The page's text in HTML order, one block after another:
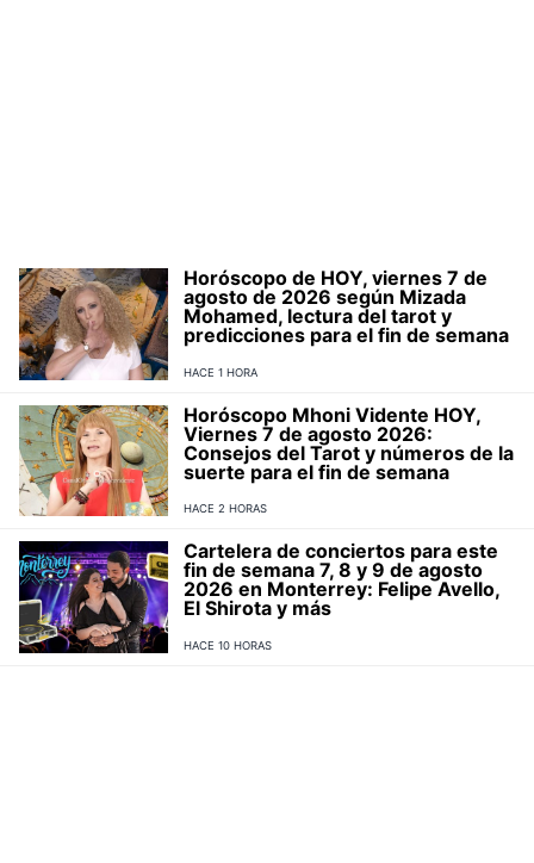
Horóscopo de HOY, viernes 7 de
agosto de 2026 según Mizada
Mohamed, lectura del tarot y
predicciones para el fin de semana
HACE 1 HORA
Horóscopo Mhoni Vidente HOY,
Viernes 7 de agosto 2026:
Consejos del Tarot y números de la
suerte para el fin de semana
HACE 2 HORAS
Cartelera de conciertos para este
fin de semana 7, 8 y 9 de agosto
2026 en Monterrey: Felipe Avello,
El Shirota y más
HACE 10 HORAS